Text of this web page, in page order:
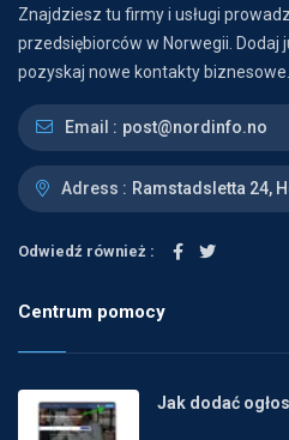
Znajdziesz tu firmy i usługi
przedsiębiorców w Norwegii. Dodaj
pozyskaj nowe kontakty biznesowe.
Email : post@nordinfo.no
Adress : Ramstadsletta 24,
Odwiedź również :
Centrum pomocy
Jak dodać